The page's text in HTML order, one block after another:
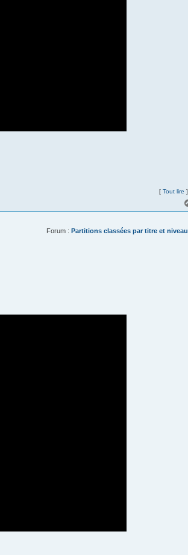
[ Tout lire ]
Forum : Partitions classées par titre et niveau